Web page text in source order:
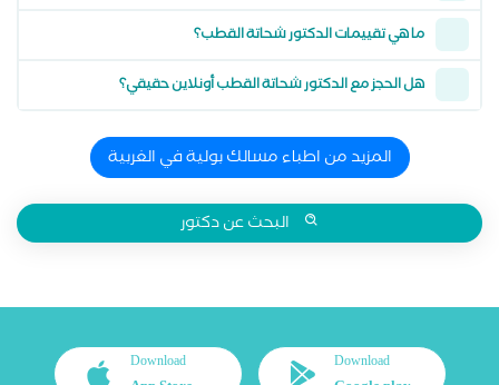
ما هي تقييمات الدكتور شحاتة القطب؟
هل الحجز مع الدكتور شحاتة القطب أونلاين حقيقي؟
المزيد من اطباء مسالك بولية في الغربية
البحث عن دكتور
Download
Download